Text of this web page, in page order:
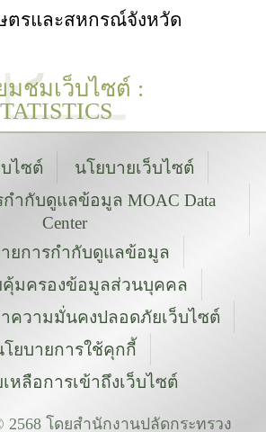
ตรและสหกรณ์จังหวัด
มชมเว็บไซต์ :
ไซต์
นโยบายเว็บไซต์
ำกับดูแลข้อมูล MOAC Data
Center
ยการกำกับดูแลข้อมูล
คุ้มครองข้อมูลส่วนบุคคล
ความมั่นคงปลอดภัยเว็บไซต์
โยบายการใช้คุกกี้
หลือการเข้าถึงเว็บไซต์
โดยสำนักงานปลัดกระทรวง